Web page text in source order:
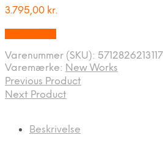
3.795,00 kr.
Varenummer (SKU): 5712826213117
Varemærke: New Works
Previous Product
Next Product
Beskrivelse